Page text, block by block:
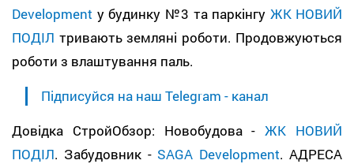
Development у будинку №3 та паркінгу ЖК НОВИЙ
ПОДІЛ тривають земляні роботи. Продовжуються
роботи з влаштування паль.
Підписуйся на наш Telegram - канал
Довідка СтройОбзор: Новобудова -ЖК НОВИЙ
ПОДІЛ. Забудовник - SAGA Development. АДРЕСА